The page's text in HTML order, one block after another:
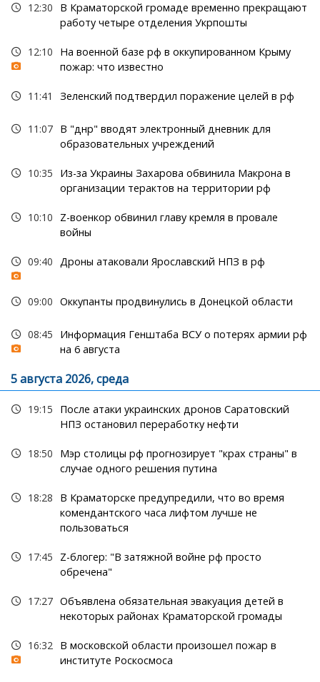
12:30
В Краматорской громаде временно прекращают
работу четыре отделения Укрпошты
12:10
На военной базе рф в оккупированном Крыму
пожар: что известно
11:41 Зеленский подтвердил поражение целей в рф
11:07 В "днр" вводят электронный дневник для
образовательных учреждений
10:35
Из-за Украины Захарова обвинила Макрона в
организации терактов на территории рф
10:10
Z-военкор обвинил главу кремля в провале
войны
09:40 Дроны атаковали Ярославский НПЗ в рф
09:00 Оккупанты продвинулись в Донецкой области
08:45
Информация Генштаба ВСУ о потерях армии рф
на 6 августа
5 августа 2026, среда
19:15
После атаки украинских дронов Саратовский
НПЗ остановил переработку нефти
18:50
Мэр столицы рф прогнозирует "крах страны" в
случае одного решения путина
18:28
В Краматорске предупредили, что во время
комендантского часа лифтом лучше не
пользоваться
17:45
Z-блогер: "В затяжной войне рф просто
обречена"
17:27 Объявлена обязательная эвакуация детей в
некоторых районах Краматорской громады
16:32 В московской области произошел пожар в
институте Роскосмоса